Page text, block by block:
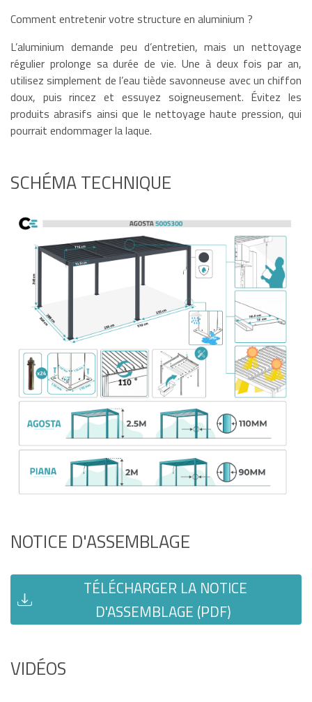
Comment entretenir votre structure en aluminium ?
L’aluminium demande peu d’entretien, mais un nettoyage
régulier prolonge sa durée de vie. Une à deux fois par an,
utilisez simplement de l’eau tiède savonneuse avec un chiffon
doux, puis rincez et essuyez soigneusement. Évitez les
produits abrasifs ainsi que le nettoyage haute pression, qui
pourrait endommager la laque.
SCHÉMA TECHNIQUE
NOTICE D'ASSEMBLAGE
TÉLÉCHARGER LA NOTICE
D'ASSEMBLAGE (PDF)
VIDÉOS